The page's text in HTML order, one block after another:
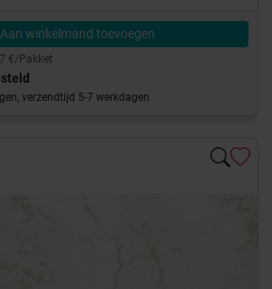
Aan winkelmand toevoegen
€/Pakket
verzendtijd 5-7 werkdagen